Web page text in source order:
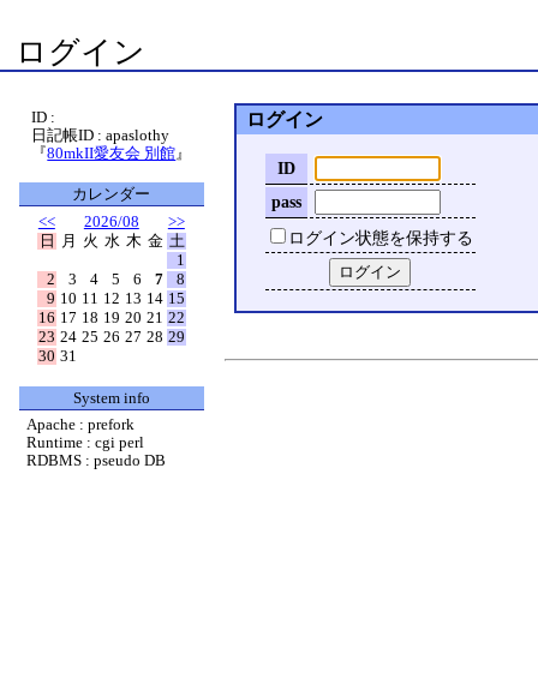
ログイン
ログイン
ID
pass
ログイン状態を保持する
ID :
日記帳ID : apaslothy
『80mkII愛友会 別館 』
カレンダー
<<
2026/08
>>
日
月 火 水 木 金 土
1
2
3 4 5 6 7
8
9 10 11 12 13 14 15
16 17 18 19 20 21 22
23 24 25 26 27 28 29
30 31
System info
Apache : prefork
Runtime : cgi perl
RDBMS : pseudo DB